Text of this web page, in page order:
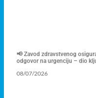
📢 Zavod zdravstvenog
odgovor na urgenciju – dio
08/07/2026